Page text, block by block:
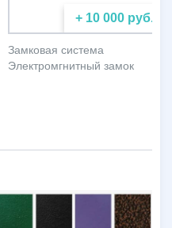
+ 10 000 руб.
Замковая система
Электромгнитный замок